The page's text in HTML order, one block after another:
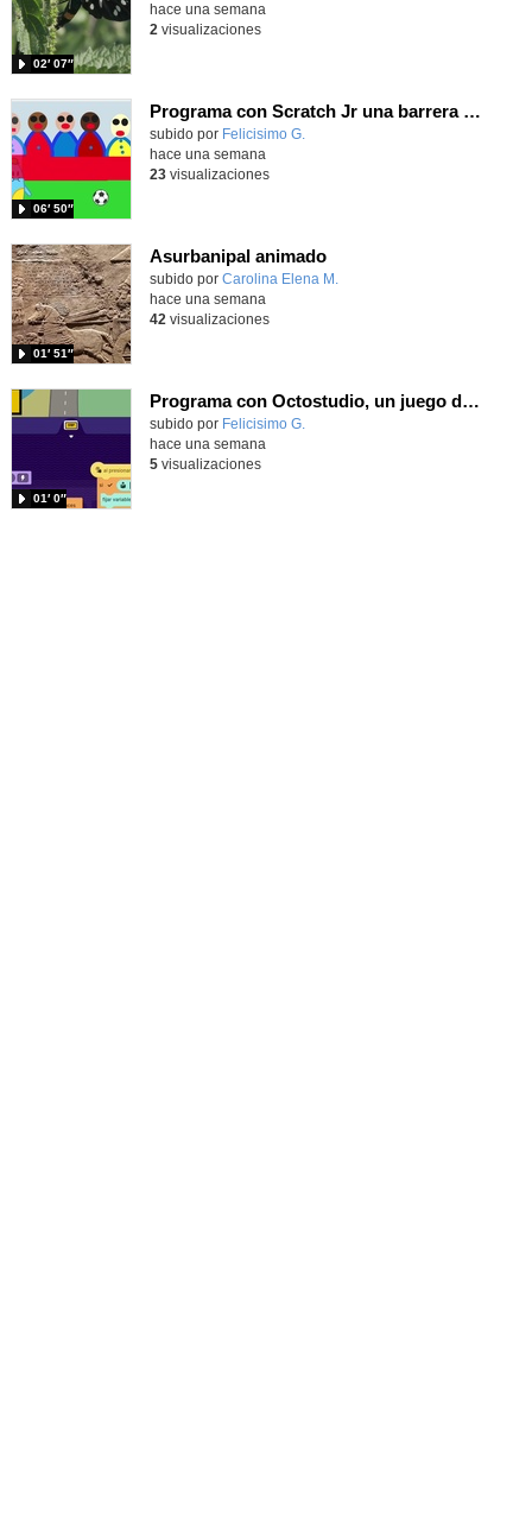
02′ 07″
hace una semana
2 visualizaciones
Programa con Scratch Jr una barrera que se desplaza para dar sensación de movimiento
Contenido educativo.
subido por Felicisimo G.
06′ 50″
hace una semana
23visualizaciones
Asurbanipal animado
Contenido educativo.
subido por Carolina Elena M.
01′ 51″
hace una semana
42 visualizaciones
Programa con Octostudio, un juego de Educación Víal cruzando un paso de cebra.
Contenido educativo.
subido por Felicisimo G.
01′ 0″
hace una semana
5visualizaciones